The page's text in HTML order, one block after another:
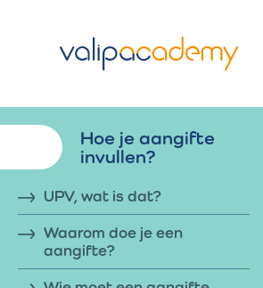
c
Hoe je aangifte
invullen?
UPV, wat is dat?
Waarom doe je een
aangifte?